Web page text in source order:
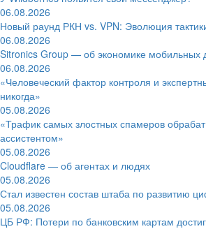
06.08.2026
Новый раунд РКН vs. VPN: Эволюция
06.08.2026
Sitronics Group — об экономике мобильных
06.08.2026
«Человеческий фактор контроля и
никогда»
05.08.2026
«Трафик самых злостных спамеров
ассистентом»
05.08.2026
Cloudflare — об агентах и людях
05.08.2026
Стал известен состав штаба по развитию
05.08.2026
ЦБ РФ: Потери по банковским картам